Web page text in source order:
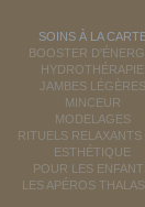
SOINS À LA
BOOSTER
HYDROTHÉRAPIE
JAMBES LÉGÈRES
MINCEUR
MODELAGES
RITUELS RELAXANTS
ESTHÉTIQUE
POUR LES
LES APÉROS